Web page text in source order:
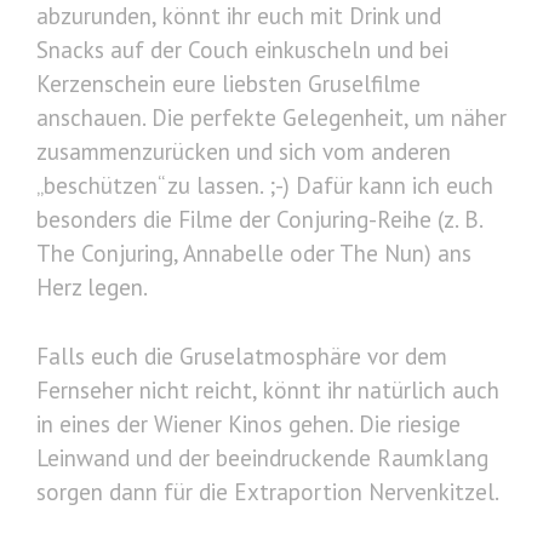
abzurunden, könnt ihr euch mit Drink und
Snacks auf der Couch einkuscheln und bei
Kerzenschein eure liebsten Gruselfilme
anschauen. Die perfekte Gelegenheit, um näher
zusammenzurücken und sich vom anderen
„beschützen“ zu lassen. ;-) Dafür kann ich euch
besonders die Filme der Conjuring-Reihe (z. B.
The Conjuring, Annabelle oder The Nun) ans
Herz legen.
Falls euch die Gruselatmosphäre vor dem
Fernseher nicht reicht, könnt ihr natürlich auch
in eines der Wiener Kinos gehen. Die riesige
Leinwand und der beeindruckende Raumklang
sorgen dann für die Extraportion Nervenkitzel.